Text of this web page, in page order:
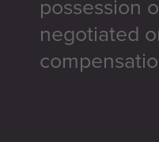
possession
negotiated